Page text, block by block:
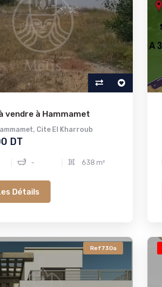
vendre à Hammamet
, Cite El Kharroub
DT
- 638 m²
Détails
Ref730a